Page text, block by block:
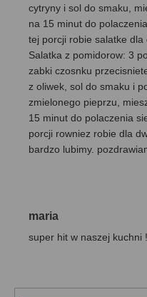
cytryny i sol do smaku,
na 15 minut do
tej porcji robie salatke dla
Salatka z pomidorow: 3
zabki czosnku
z oliwek, sol do smaku i
zmielonego pieprzu,
15 minut do polaczenia
porcji rowniez robie dla
bardzo lubimy.
maria
super hit w naszej kuchni